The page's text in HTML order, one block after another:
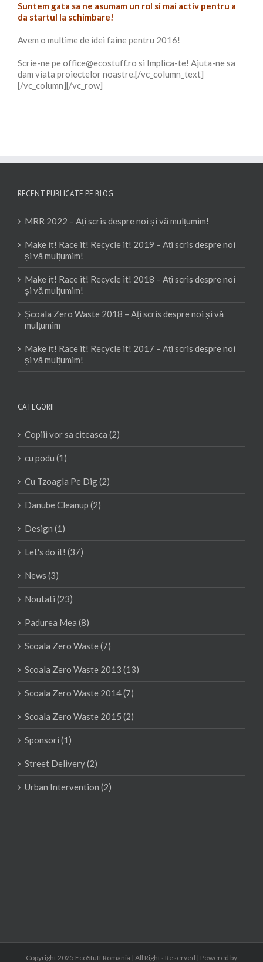
Suntem gata sa ne asumam un rol si mai activ pentru a
da startul la schimbare!
Avem o multime de idei faine pentru 2016!
Scrie-ne pe office@ecostuff.ro si Implica-te! Ajuta-ne sa
dam viata proiectelor noastre.[/vc_column_text]
[/vc_column][/vc_row]
RECENT PUBLICATE PE BLOG
MRR 2022 – Ați scris despre noi și vă mulțumim!
Make it! Race it! Recycle it! 2019 – Ați scris despre noi
și vă mulțumim!
Make it! Race it! Recycle it! 2018 – Ați scris despre noi
și vă mulțumim!
Școala Zero Waste 2018 – Ați scris despre noi și vă
mulțumim
Make it! Race it! Recycle it! 2017 – Ați scris despre noi
și vă mulțumim!
CATEGORII
Copiii vor sa citeasca (2)
cu podu (1)
Cu Tzoagla Pe Dig (2)
Danube Cleanup (2)
Design (1)
Let's do it! (37)
News (3)
Noutati (23)
Padurea Mea (8)
Scoala Zero Waste (7)
Scoala Zero Waste 2013 (13)
Scoala Zero Waste 2014 (7)
Scoala Zero Waste 2015 (2)
Sponsori (1)
Street Delivery (2)
Urban Intervention (2)
Copyright 2025 EcoStuff Romania | All Rights Reserved | Powered by